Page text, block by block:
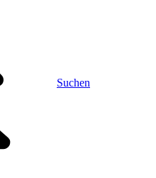
Suchen